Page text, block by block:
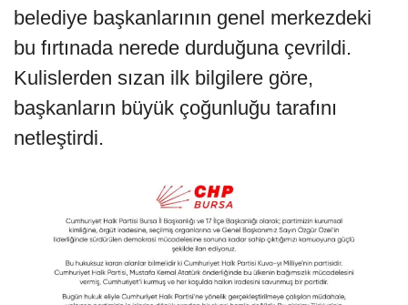
belediye başkanlarının genel merkezdeki
bu fırtınada nerede durduğuna çevrildi.
Kulislerden sızan ilk bilgilere göre,
başkanların büyük çoğunluğu tarafını
netleştirdi.